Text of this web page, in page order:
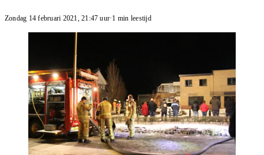
Zondag 14 februari 2021 21:47 uur·1 min leestijd